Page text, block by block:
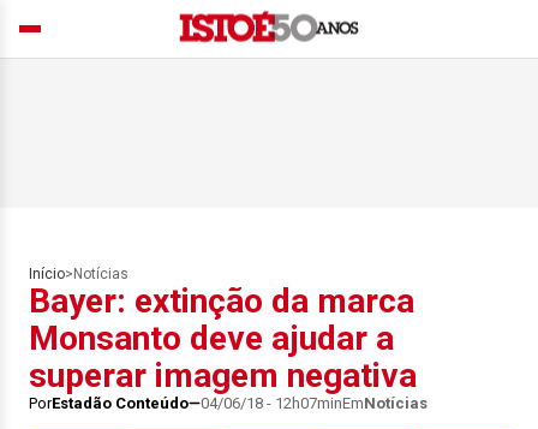
Início> Notícias
Bayer: extinção da marca
Monsanto deve ajudar a
superar imagem negativa
PorEstadão Conteúdo 04/06/18 - 12h07minEmNotícias